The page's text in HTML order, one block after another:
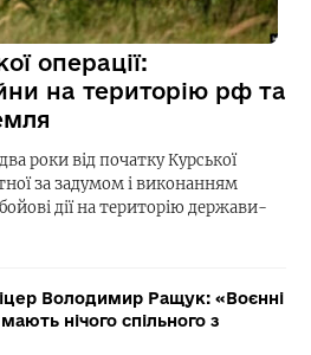
операції:
на територію рф та
роки від початку Курської
за задумом і виконанням
дії на територію держави-
Володимир Ращук: «Воєнні
нічого спільного з